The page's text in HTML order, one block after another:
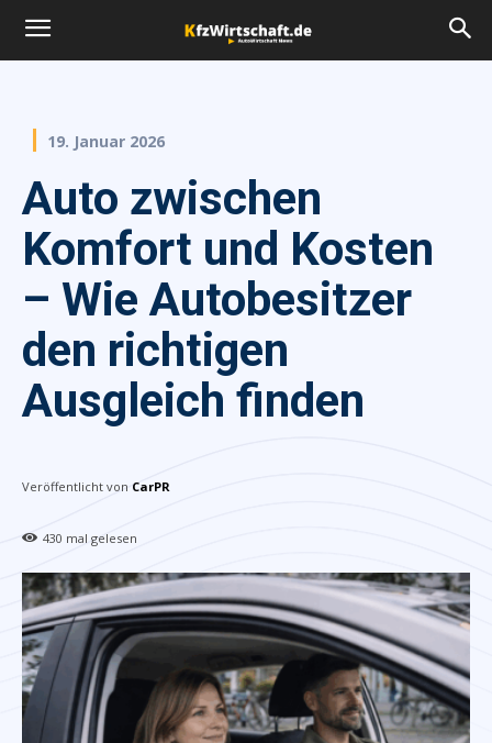
19. Januar 2026
Auto zwischen
Komfort und Kosten
– Wie Autobesitzer
den richtigen
Ausgleich finden
Veröffentlicht von CarPR
430 mal gelesen